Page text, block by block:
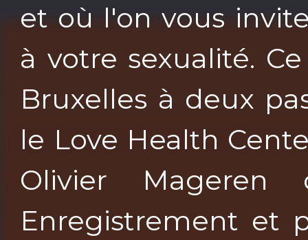
et où l'on vous
à votre sexualité.
Bruxelles à deux
le Love Health
Olivier Mageren
Enregistrement et